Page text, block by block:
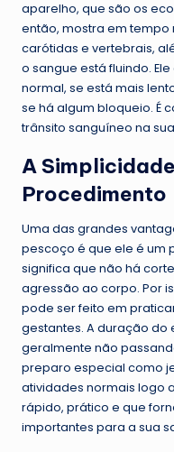
aparelho, que são os
então, mostra em tempo
carótidas e vertebrais,
o sangue está fluindo.
normal, se está mais
se há algum bloqueio. É
trânsito sanguíneo na
A
Procedimento
Uma das grandes
pescoço é que ele é um
significa que não há
agressão ao corpo. Por
pode ser feito em
gestantes. A duração do
geralmente não
preparo especial como
atividades normais logo
rápido, prático e que
importantes para a sua